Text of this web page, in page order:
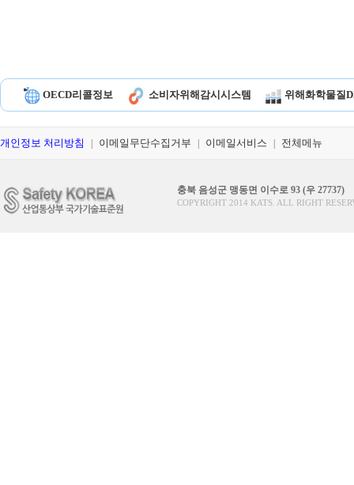
OECD리콜정보 소비자위해감시시스템 위해화학물질
개인정보 처리방침 이메일무단수집거부 이메일서비스 전체메뉴
충북 음성군 맹동면 이수로 93 (우 27737)
COPYRIGHT 2014 KATS. ALL RIGHT